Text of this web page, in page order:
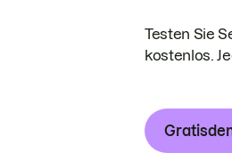
Testen Sie
kostenlos.